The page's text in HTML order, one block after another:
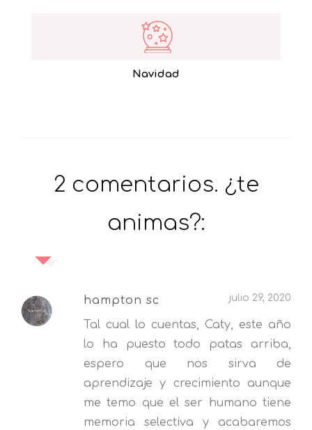
Navidad
2 comentarios. ¿te
animas?:
hampton sc julio 29, 2020
Tal cual lo cuentas, Caty, este año
lo ha puesto todo patas arriba,
espero que nos sirva de
aprendizaje y crecimiento aunque
me temo que el ser humano tiene
memoria selectiva y acabaremos